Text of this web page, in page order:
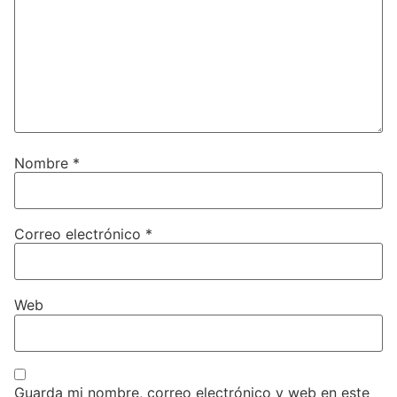
Nombre *
Correo electrónico *
Web
Guarda mi nombre, correo electrónico y web en este